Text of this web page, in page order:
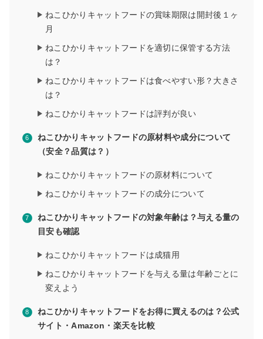
ねこひかりキャットフードの賞味期限は開封後１ヶ
月
ねこひかりキャットフードを適切に保管する方法
は？
ねこひかりキャットフードは食べやすい形？大きさ
は？
ねこひかりキャットフードは評判が良い
ねこひかりキャットフードの原材料や成分について
（安全？品質は？）
ねこひかりキャットフードの原材料について
ねこひかりキャットフードの成分について
ねこひかりキャットフードの対象年齢は？与える量の
目安も確認
ねこひかりキャットフードは成猫用
ねこひかりキャットフードを与える量は年齢ごとに
変えよう
ねこひかりキャットフードをお得に買えるのは？公式
サイト・Amazon・楽天を比較